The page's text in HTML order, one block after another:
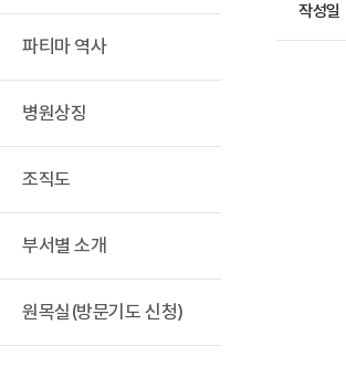
파티마 역사
병원상징
조직도
부서별 소개
원목실(방문기도 신청)
작성일